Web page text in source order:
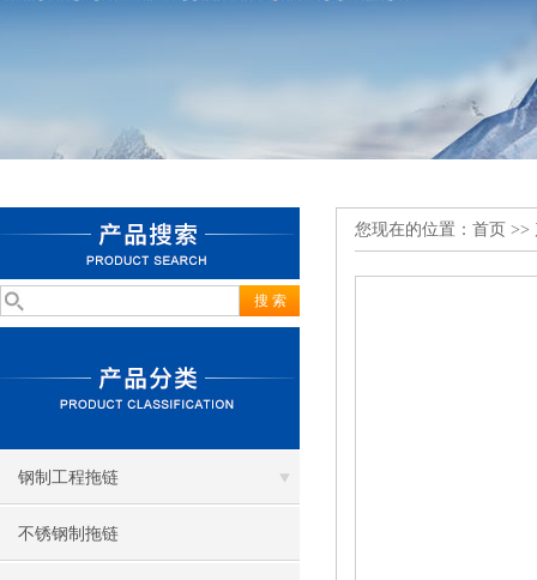
钢制工程拖链
不锈钢制拖链
您现在的位置： 首页 >>